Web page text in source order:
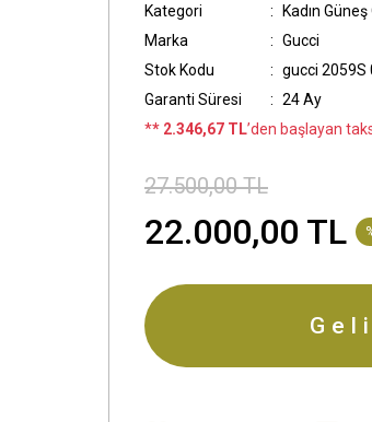
Kategori
Kadın
Marka
Gucci
Stok Kodu
gucci 2059S
Garanti Süresi
24 Ay
** 2.346,67 TL’den başlayan
27.500,00 TL
22.000,00 TL